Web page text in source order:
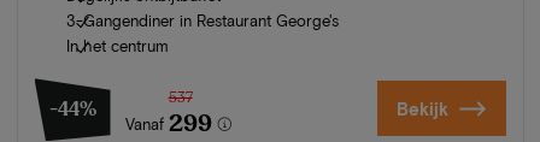
3-Gangendiner in Restaurant George's
In het centrum
-44%
Vanaf
537
299 Bekijk